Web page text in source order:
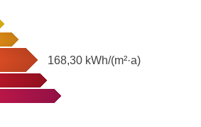
168,30 kWh/(m²·a)